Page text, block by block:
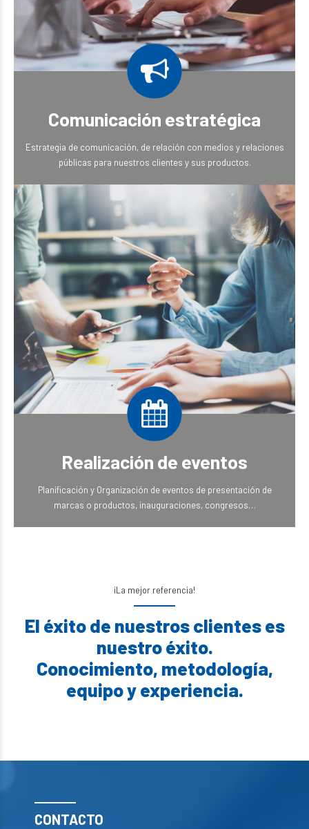
Comunicación estratégica
Estrategia de comunicación, de relación con medios y relaciones
públicas para nuestros clientes y sus productos.
Realización de eventos
Planificación y Organización de eventos de presentación de
marcas o productos, inauguraciones, congresos…
¡La mejor referencia!
El éxito de nuestros clientes es
nuestro éxito.
Conocimiento, metodología,
equipo y experiencia.
CONTACTO